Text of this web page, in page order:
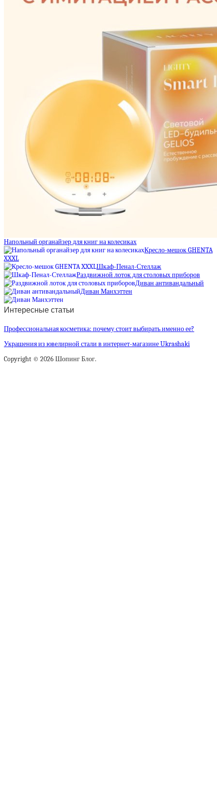
Напольный органайзер для книг на колесиках
Кресло-мешок GHENTA
XXXL
Шкаф-Пенал-Стеллаж
Раздвижной лоток для столовых приборов
Диван антивандальный
Диван Манхэттен
Интересные статьи
Профессиональная косметика: почему стоит выбирать именно ее?
Украшения из ювелирной стали в интернет-магазине Ukrashaki
Copyright © 2026 Шопинг Блог.